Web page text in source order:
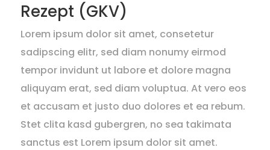
Rezept (GKV)
Lorem ipsum dolor sit amet, consetetur
sadipscing elitr, sed diam nonumy eirmod
tempor invidunt ut labore et dolore magna
aliquyam erat, sed diam voluptua. At vero eos
et accusam et justo duo dolores et ea rebum.
Stet clita kasd gubergren, no sea takimata
sanctus est Lorem ipsum dolor sit amet.